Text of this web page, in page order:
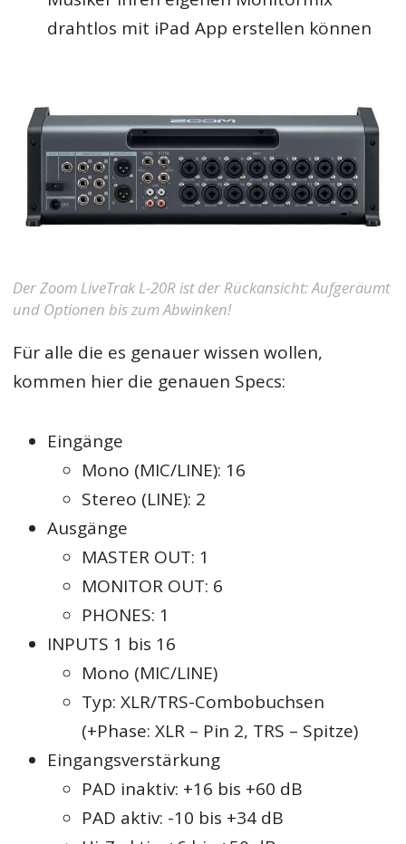
drahtlos mit iPad App erstellen können
Der Zoom LiveTrak L-20R ist der Rückansicht: Aufgeräumt
und Optionen bis zum Abwinken!
Für alle die es genauer wissen wollen,
kommen hier die genauen Specs:
Eingänge
Mono (MIC/LINE): 16
Stereo (LINE): 2
Ausgänge
MASTER OUT: 1
MONITOR OUT: 6
PHONES: 1
INPUTS 1 bis 16
Mono (MIC/LINE)
Typ: XLR/TRS-Combobuchsen
(+Phase: XLR – Pin 2, TRS – Spitze)
Eingangsverstärkung
PAD inaktiv: +16 bis +60 dB
PAD aktiv: -10 bis +34 dB